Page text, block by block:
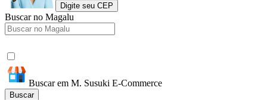
Digite seu CEP
Buscar no Magalu
Buscar em M. Susuki E-Commerce
Buscar